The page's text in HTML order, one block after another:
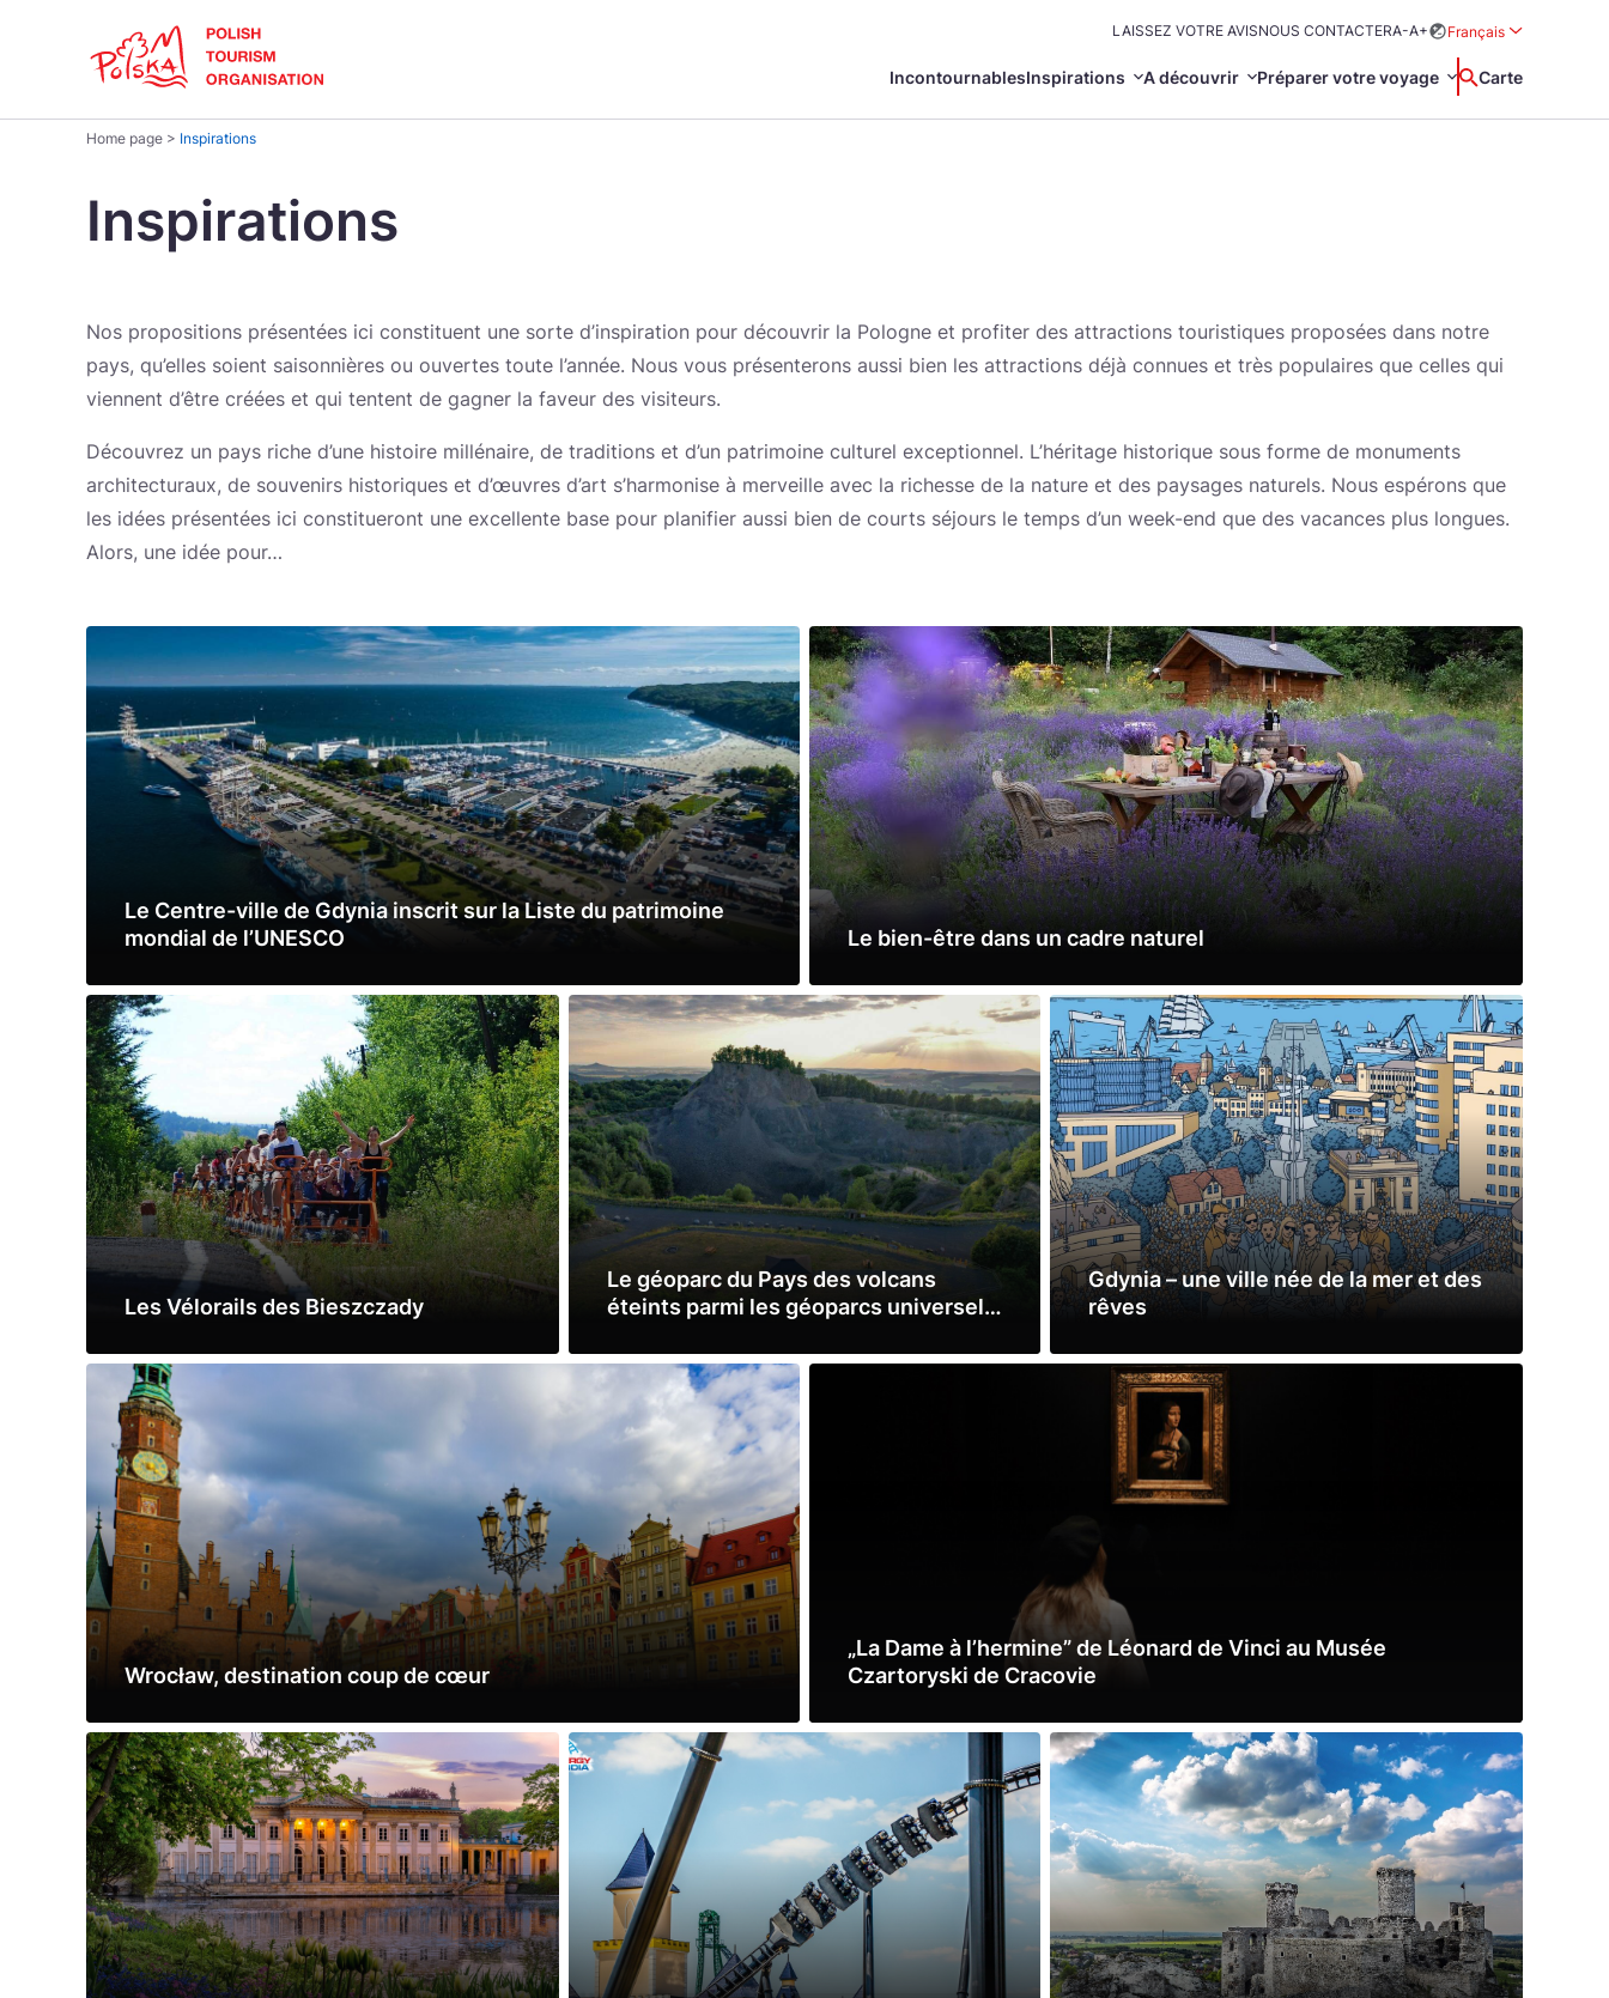
LAISSEZ VOTRE AVISNOUS CONTACTERA-A+
Français
IncontournablesInspirations A découvrir
Parcs nationaux Palais et châteaux
Préparer votre voyage
Argent Santé Réglementation et loi
Wyszukaj
Carte
site
Italiano
Україна
Home page > Inspirations
Inspirations
Nos propositions présentées ici constituent une sorte d’inspiration pour découvrir la Pologne et profiter des attractions touristiques proposées dans notre
pays, qu’elles soient saisonnières ou ouvertes toute l’année. Nous vous présenterons aussi bien les attractions déjà connues et très populaires que celles qui
viennent d’être créées et qui tentent de gagner la faveur des visiteurs.
Découvrez un pays riche d’une histoire millénaire, de traditions et d’un patrimoine culturel exceptionnel. L’héritage historique sous forme de monuments
architecturaux, de souvenirs historiques et d’œuvres d’art s’harmonise à merveille avec la richesse de la nature et des paysages naturels. Nous espérons que
les idées présentées ici constitueront une excellente base pour planifier aussi bien de courts séjours le temps d’un week-end que des vacances plus longues.
Alors, une idée pour…
Le Centre-ville de Gdynia inscrit sur la Liste du patrimoine
mondial de l’UNESCO
Lire la suite
Le bien-être dans un cadre naturel
Lire la suite
Les Vélorails des Bieszczady
Lire la suite
Le géoparc du Pays des volcans
éteints parmi les géoparcs universel
Lire la suite
Gdynia – une ville née de la mer et des
rêves
Lire la suite
Wrocław, destination coup de cœur
Lire la suite
„La Dame à l’hermine” de Léonard de Vinci au Musée
Czartoryski de Cracovie
Lire la suite